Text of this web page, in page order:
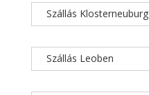
Szállás Klosterneuburg
Szállás Leoben